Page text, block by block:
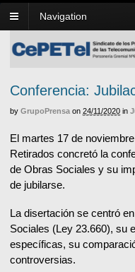
Navigation
Conferencia:
by GrupoPrensa on 24/11/2020 in
El martes 17 de
Retirados concretó la
de Obras Sociales y su
de jubilarse.
La disertación se centró
Sociales (Ley 23.660), su
específicas, su
controversias.